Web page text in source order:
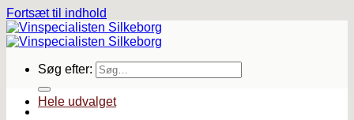
Fortsæt til indhold
Søg efter:
Hele udvalget